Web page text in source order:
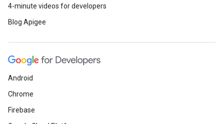
4-minute videos for developers
Blog Apigee
Android
Chrome
Firebase